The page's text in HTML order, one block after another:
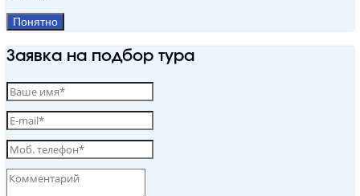
Понятно
Заявка на подбор тура